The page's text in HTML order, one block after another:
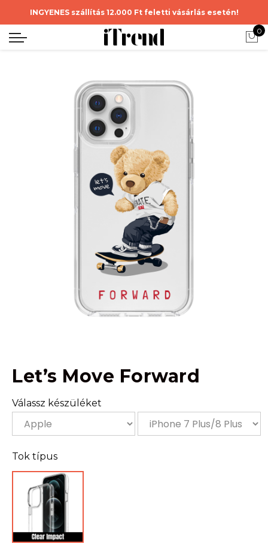
INGYENES szállítás 12.000 Ft feletti vásárlás esetén!
0
Let’s Move Forward
Válassz készüléket
Tok típus